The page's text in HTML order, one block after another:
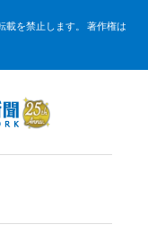
載を禁止します。 著作権は